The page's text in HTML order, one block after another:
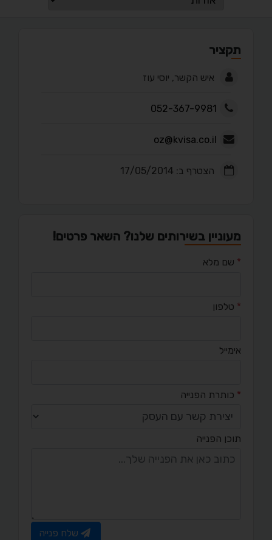
תקציר
איש הקשר, יוסי עוז
052-367-9981
oz@kvisa.co.il
הצטרף ב: 17/05/2014
מעוניין בשירותים שלנו? השאר פרטים!
* שם מלא
* טלפון
אימייל
* כותרת הפנייה
תוכן הפנייה
שלח פנייה